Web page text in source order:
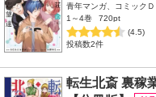
青年マンガ、コミックＤ
1～4巻
720pt
(4.5)
投稿数2件
転生北斎 裏稼